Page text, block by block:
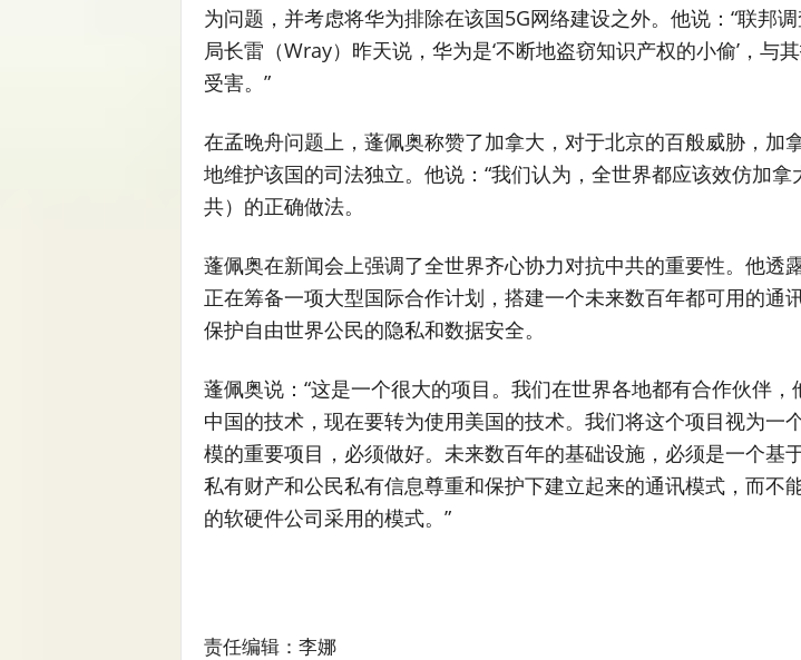
为问题，并考虑将华为排除在该国5G网络建设之外。他说：“联邦调
局长雷（Wray）昨天说，华为是‘不断地盗窃知识产权的小偷’，与
受害。”
在孟晚舟问题上，蓬佩奥称赞了加拿大，对于北京的百般威胁，加
地维护该国的司法独立。他说：“我们认为，全世界都应该效仿加拿
共）的正确做法。
蓬佩奥在新闻会上强调了全世界齐心协力对抗中共的重要性。他透
正在筹备一项大型国际合作计划，搭建一个未来数百年都可用的通
保护自由世界公民的隐私和数据安全。
蓬佩奥说：“这是一个很大的项目。我们在世界各地都有合作伙伴，
中国的技术，现在要转为使用美国的技术。我们将这个项目视为一
模的重要项目，必须做好。未来数百年的基础设施，必须是一个基
私有财产和公民私有信息尊重和保护下建立起来的通讯模式，而不
的软硬件公司采用的模式。”
责任编辑：李娜